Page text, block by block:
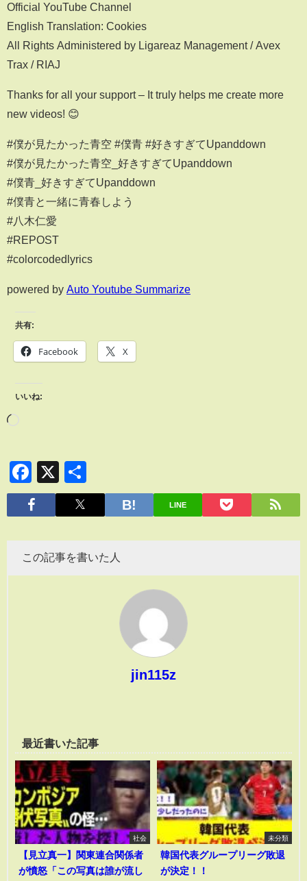
Official YouTube Channel
English Translation: Cookies
All Rights Administered by Ligareaz Management / Avex
Trax / RIAJ
Thanks for all your support – It truly helps me create more
new videos! 😊
#僕が見たかった青空 #僕青 #好きすぎてUpanddown
#僕が見たかった青空_好きすぎてUpanddown
#僕青_好きすぎてUpanddown
#僕青と一緒に青春しよう
#八木仁愛
#REPOST
#colorcodedlyrics
powered by Auto Youtube Summarize
共有:
Facebook X
いいね:
Facebook
X
有
LINE
この記事を書いた人
jin115z
最近書いた記事
社会
【見立真一】関東連合関係者
が憤怒「この写真は誰が流し
未分類
韓国代表グループリーグ敗退
が決定！！